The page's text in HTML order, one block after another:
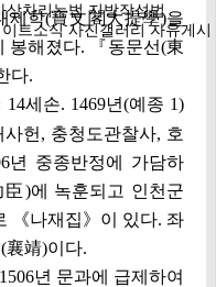
상차리는법 지방작성법
트소식 사진갤러리 자유게시
제학(寶文閣大提學)을
봉해졌다. 『동문선(東
다.
세손. 1469년(예종 1)
헌, 충청도관찰사, 호
년 중종반정에 가담하
)에 녹훈되고 인천군
《나재집》이 있다. 좌
襄靖)이다.
년 문과에 급제하여